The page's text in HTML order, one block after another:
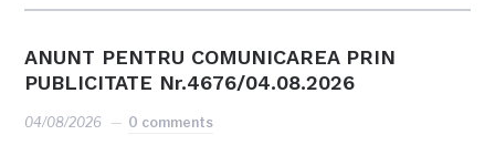
ANUNT PENTRU COMUNICAREA PRIN
PUBLICITATE Nr.4676/04.08.2026
04/08/2026 0 comments